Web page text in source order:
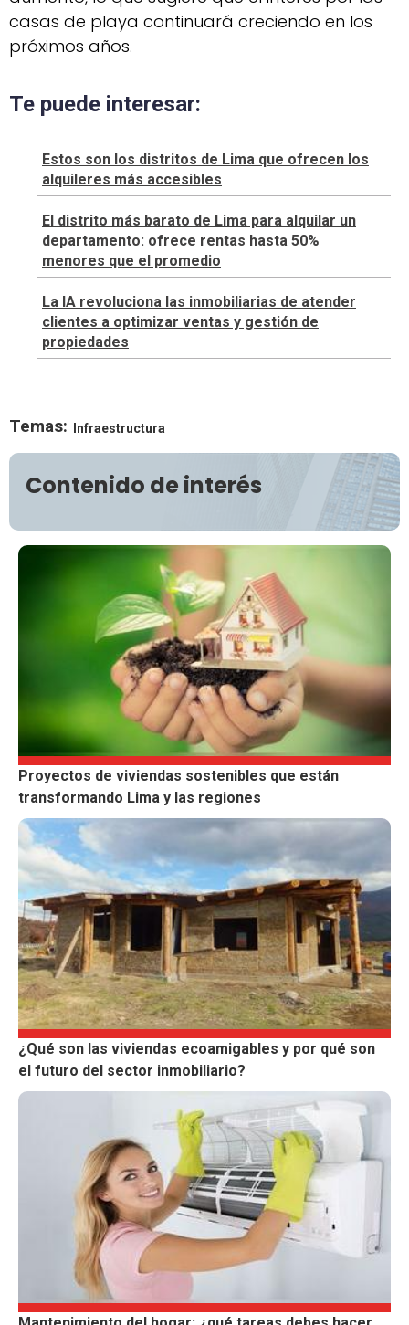
casas de playa continuará creciendo en los
próximos años.
Te puede interesar:
Estos son los distritos de Lima que ofrecen los
alquileres más accesibles
El distrito más barato de Lima para alquilar un
departamento: ofrece rentas hasta 50%
menores que el promedio
La IA revoluciona las inmobiliarias de atender
clientes a optimizar ventas y gestión de
propiedades
Temas: Infraestructura
Contenido de interés
Proyectos de viviendas sostenibles que están
transformando Lima y las regiones
¿Qué son las viviendas ecoamigables y por qué son
el futuro del sector inmobiliario?